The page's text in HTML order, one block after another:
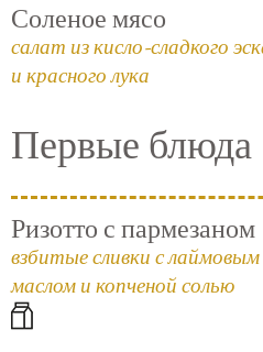
Соленое мясо
салат из кисло-сладкого
и красного лука
Первые блюда
Ризотто с пармезаном
взбитые сливки с лаймовым
маслом и копченой солью